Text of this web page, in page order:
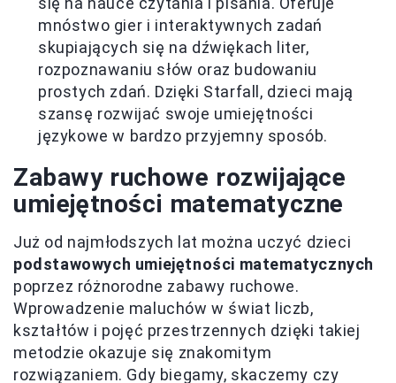
mnóstwo gier i interaktywnych zadań
skupiających się na dźwiękach liter,
rozpoznawaniu słów oraz budowaniu
prostych zdań. Dzięki Starfall, dzieci mają
szansę rozwijać swoje umiejętności
językowe w bardzo przyjemny sposób.
Zabawy ruchowe rozwijające
umiejętności matematyczne
Już od najmłodszych lat można uczyć dzieci
podstawowych umiejętności matematycznych
poprzez różnorodne zabawy ruchowe.
Wprowadzenie maluchów w świat liczb,
kształtów i pojęć przestrzennych dzięki takiej
metodzie okazuje się znakomitym
rozwiązaniem. Gdy biegamy, skaczemy czy